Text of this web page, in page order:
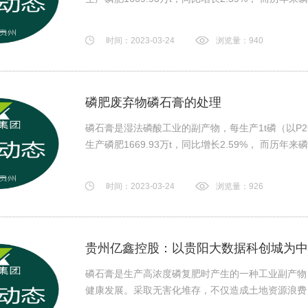
时间：2023-03-24 浏览量：940
磷肥废弃物磷石膏的处理
磷石膏是湿法磷酸工业的副产物，每生产1t磷（以
生产磷肥1669.93万t，同比增长2.59%， 而历年来
时间：2023-03-24 浏览量：926
贵州亿鑫控股：以贵阳大数据科创城为
磷石膏是生产高浓度磷复肥时产生的一种工业副产
健康发展。采取无害化堆存，不仅造成土地资源浪